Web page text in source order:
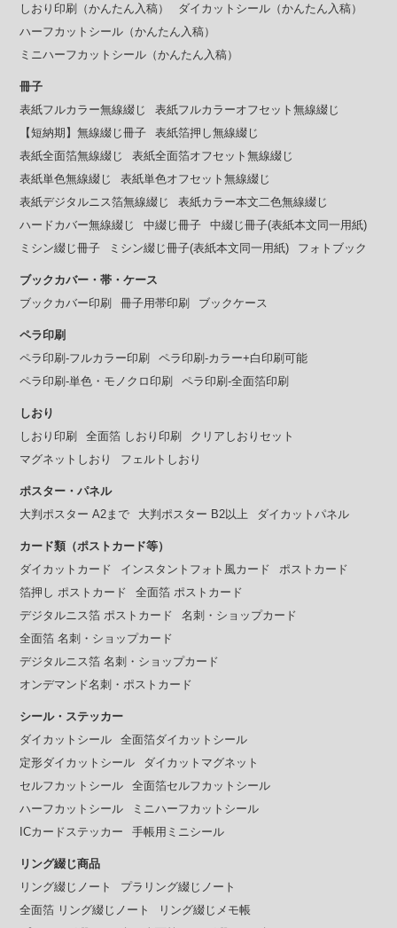
しおり印刷（かんたん入稿）
ダイカットシール（かんたん入稿）
ハーフカットシール（かんたん入稿）
ミニハーフカットシール（かんたん入稿）
冊子
表紙フルカラー無線綴じ
表紙フルカラーオフセット無線綴じ
【短納期】無線綴じ冊子
表紙箔押し無線綴じ
表紙全面箔無線綴じ
表紙全面箔オフセット無線綴じ
表紙単色無線綴じ
表紙単色オフセット無線綴じ
表紙デジタルニス箔無線綴じ
表紙カラー本文二色無線綴じ
ハードカバー無線綴じ
中綴じ冊子
中綴じ冊子(表紙本文同一用紙)
ミシン綴じ冊子
ミシン綴じ冊子(表紙本文同一用紙) フォトブック
ブックカバー・帯・ケース
ブックカバー印刷
冊子用帯印刷 ブックケース
ペラ印刷
ペラ印刷-フルカラー印刷
ペラ印刷-カラー+白印刷可能
ペラ印刷-単色・モノクロ印刷
ペラ印刷-全面箔印刷
しおり
しおり印刷
全面箔 しおり印刷
クリアしおりセット
マグネットしおり
フェルトしおり
ポスター・パネル
大判ポスター A2まで
大判ポスター B2以上 ダイカットパネル
カード類（ポストカード等）
ダイカットカード
インスタントフォト風カード
ポストカード
箔押し ポストカード
全面箔 ポストカード
デジタルニス箔 ポストカード
名刺・ショップカード
全面箔 名刺・ショップカード
デジタルニス箔 名刺・ショップカード
オンデマンド名刺・ポストカード
シール・ステッカー
ダイカットシール
全面箔ダイカットシール
定形ダイカットシール
ダイカットマグネット
セルフカットシール
全面箔セルフカットシール
ハーフカットシール
ミニハーフカットシール
ICカードステッカー
手帳用ミニシール
リング綴じ商品
リング綴じノート
プラリング綴じノート
全面箔 リング綴じノート
リング綴じメモ帳